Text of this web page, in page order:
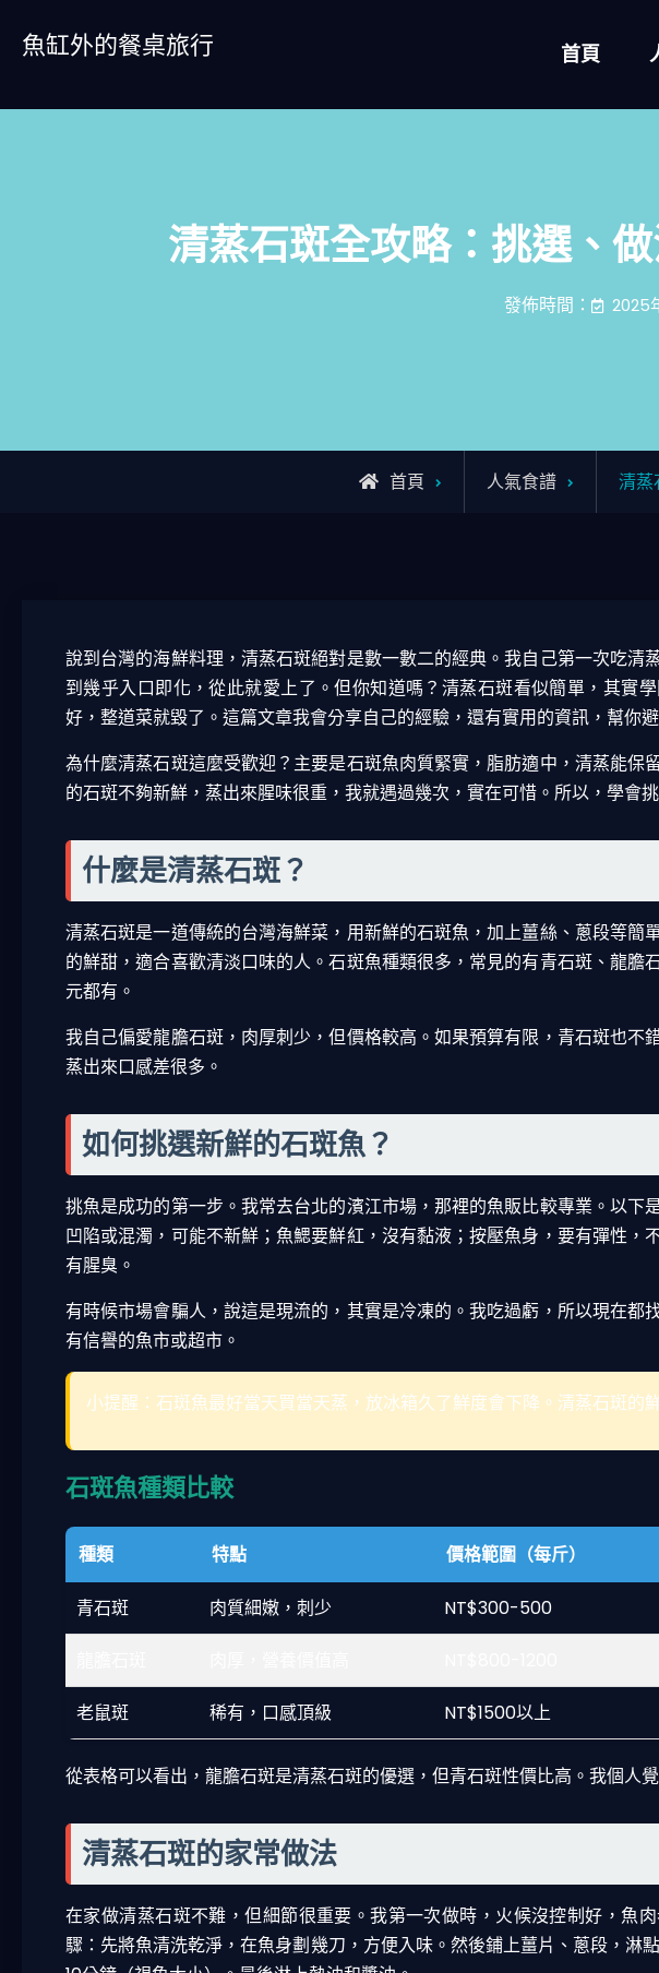
魚缸外的餐桌旅行 首頁
清蒸石斑全攻略：挑選、
發佈時間： 2025
首頁 人氣食譜 清蒸
說到台灣的海鮮料理，清蒸石斑絕對是數一數二的經典。我自己第一次吃清
到幾乎入口即化，從此就愛上了。但你知道嗎？清蒸石斑看似簡單，其實
好，整道菜就毀了。這篇文章我會分享自己的經驗，還有實用的資訊，幫你
為什麼清蒸石斑這麼受歡迎？主要是石斑魚肉質緊實，脂肪適中，清蒸能保
的石斑不夠新鮮，蒸出來腥味很重，我就遇過幾次，實在可惜。所以，學會
什麼是清蒸石斑？
清蒸石斑是一道傳統的台灣海鮮菜，用新鮮的石斑魚，加上薑絲、蔥段等簡
的鮮甜，適合喜歡清淡口味的人。石斑魚種類很多，常見的有青石斑、龍膽
元都有。
我自己偏愛龍膽石斑，肉厚刺少，但價格較高。如果預算有限，青石斑也不
蒸出來口感差很多。
如何挑選新鮮的石斑魚？
挑魚是成功的第一步。我常去台北的濱江市場，那裡的魚販比較專業。以下
凹陷或混濁，可能不新鮮；魚鰓要鮮紅，沒有黏液；按壓魚身，要有彈性，
有腥臭。
有時候市場會騙人，說這是現流的，其實是冷凍的。我吃過虧，所以現在都
有信譽的魚市或超市。
小提醒：石斑魚最好當天買當天蒸，放冰箱久了鮮度會下降。清蒸石斑的
石斑魚種類比較
種類 特點 價格範圍（每斤）
青石斑 肉質細嫩，刺少 NT$300-500
老鼠斑 稀有，口感頂級 NT$1500以上
從表格可以看出，龍膽石斑是清蒸石斑的優選，但青石斑性價比高。我個人
清蒸石斑的家常做法
在家做清蒸石斑不難，但細節很重要。我第一次做時，火候沒控制好，魚
驟：先將魚清洗乾淨，在魚身劃幾刀，方便入味。然後鋪上薑片、蔥段，淋